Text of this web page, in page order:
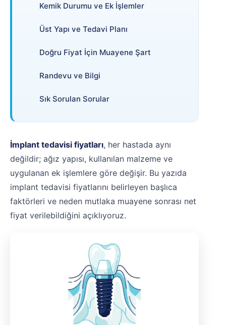
Kemik Durumu ve Ek İşlemler
Üst Yapı ve Tedavi Planı
Doğru Fiyat İçin Muayene Şart
Randevu ve Bilgi
Sık Sorulan Sorular
İmplant tedavisi fiyatları, her hastada aynı
değildir; ağız yapısı, kullanılan malzeme ve
uygulanan ek işlemlere göre değişir. Bu yazıda
implant tedavisi fiyatlarını belirleyen başlıca
faktörleri ve neden mutlaka muayene sonrası net
fiyat verilebildiğini açıklıyoruz.